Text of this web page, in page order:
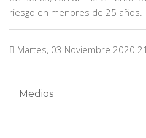
riesgo en menores de 25 años.
Martes, 03 Noviembre 2020
Medios